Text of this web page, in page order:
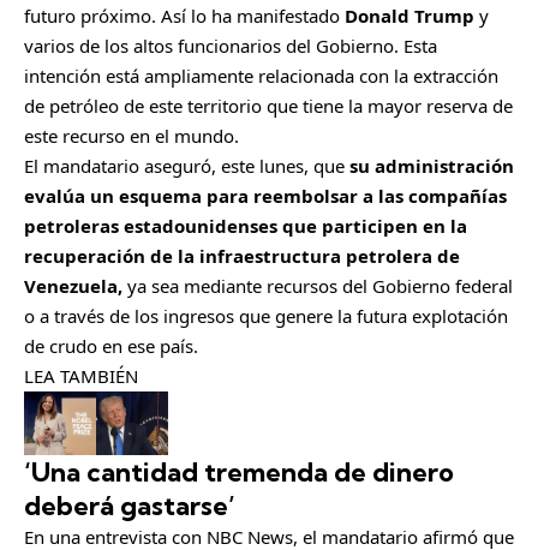
futuro próximo. Así lo ha manifestado Donald Trump y
varios de los altos funcionarios del Gobierno. Esta
intención está ampliamente relacionada con la extracción
de petróleo de este territorio que tiene la mayor reserva de
este recurso en el mundo.
El mandatario aseguró, este lunes, que su administración
evalúa un esquema para reembolsar a las compañías
petroleras estadounidenses que participen en la
recuperación de la infraestructura petrolera de
Venezuela, ya sea mediante recursos del Gobierno federal
o a través de los ingresos que genere la futura explotación
de crudo en ese país.
LEA TAMBIÉN
‘Una cantidad tremenda de dinero
deberá gastarse’
En una entrevista con NBC News, el mandatario afirmó que